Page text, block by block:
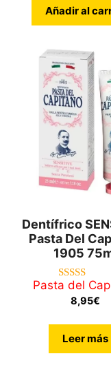
Añadir al
Dentífrico
Pasta Del
1905
5.00
de 5
Pasta del
8,95€
Leer más